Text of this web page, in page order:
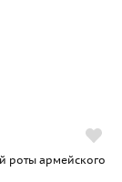
роты армейского